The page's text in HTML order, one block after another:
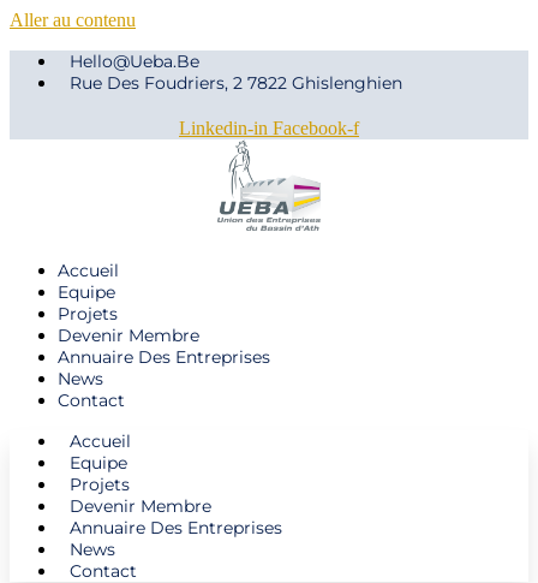
Aller au contenu
Hello@ueba.be
Rue Des Foudriers, 2 7822 Ghislenghien
Linkedin-in Facebook-f
Accueil
Equipe
Projets
Devenir Membre
Annuaire Des Entreprises
News
Contact
Accueil
Equipe
Projets
Devenir Membre
Annuaire Des Entreprises
News
Contact